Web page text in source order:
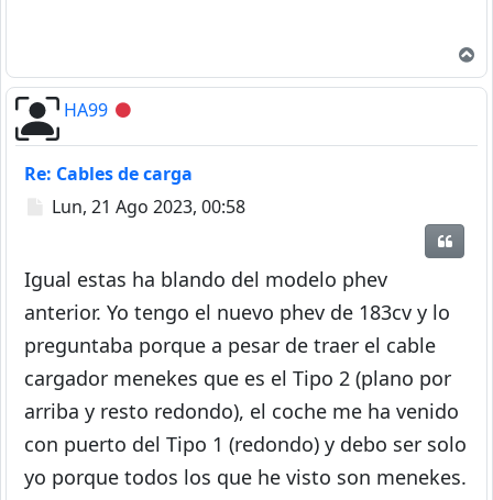
HA99 Desconectado
Re: Cables de carga
Mensaje
Lun, 21 Ago 2023, 00:58
Igual estas ha blando del modelo phev
anterior. Yo tengo el nuevo phev de 183cv y lo
preguntaba porque a pesar de traer el cable
cargador menekes que es el Tipo 2 (plano por
arriba y resto redondo), el coche me ha venido
con puerto del Tipo 1 (redondo) y debo ser solo
yo porque todos los que he visto son menekes.